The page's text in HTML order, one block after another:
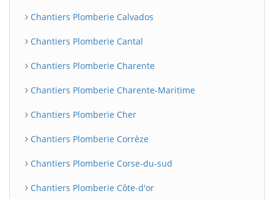
Chantiers Plomberie Calvados
Chantiers Plomberie Cantal
Chantiers Plomberie Charente
Chantiers Plomberie Charente-Maritime
Chantiers Plomberie Cher
Chantiers Plomberie Corrèze
Chantiers Plomberie Corse-du-sud
Chantiers Plomberie Côte-d'or